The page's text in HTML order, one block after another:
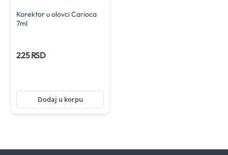
Korektor u olovci Carioca
7ml
225 RSD
Dodaj u korpu